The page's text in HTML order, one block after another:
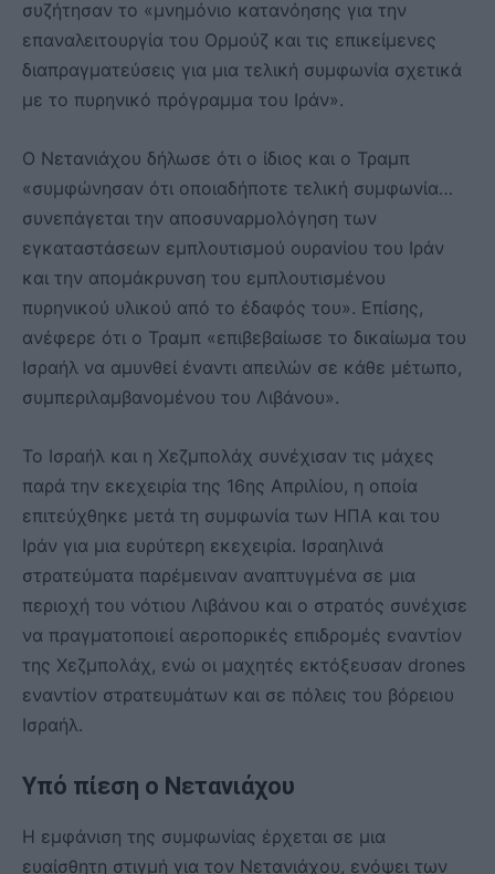
συζήτησαν το «μνημόνιο κατανόησης για την
επαναλειτουργία του Ορμούζ και τις επικείμενες
διαπραγματεύσεις για μια τελική συμφωνία σχετικά
με το πυρηνικό πρόγραμμα του Ιράν».
Ο Νετανιάχου δήλωσε ότι ο ίδιος και ο Τραμπ
«συμφώνησαν ότι οποιαδήποτε τελική συμφωνία…
συνεπάγεται την αποσυναρμολόγηση των
εγκαταστάσεων εμπλουτισμού ουρανίου του Ιράν
και την απομάκρυνση του εμπλουτισμένου
πυρηνικού υλικού από το έδαφός του». Επίσης,
ανέφερε ότι ο Τραμπ «επιβεβαίωσε το δικαίωμα του
Ισραήλ να αμυνθεί έναντι απειλών σε κάθε μέτωπο,
συμπεριλαμβανομένου του Λιβάνου».
Το Ισραήλ και η Χεζμπολάχ συνέχισαν τις μάχες
παρά την εκεχειρία της 16ης Απριλίου, η οποία
επιτεύχθηκε μετά τη συμφωνία των ΗΠΑ και του
Ιράν για μια ευρύτερη εκεχειρία. Ισραηλινά
στρατεύματα παρέμειναν αναπτυγμένα σε μια
περιοχή του νότιου Λιβάνου και ο στρατός συνέχισε
να πραγματοποιεί αεροπορικές επιδρομές εναντίον
της Χεζμπολάχ, ενώ οι μαχητές εκτόξευσαν drones
εναντίον στρατευμάτων και σε πόλεις του βόρειου
Ισραήλ.
Υπό πίεση ο Νετανιάχου
Η εμφάνιση της συμφωνίας έρχεται σε μια
ευαίσθητη στιγμή για τον Νετανιάχου, ενόψει των